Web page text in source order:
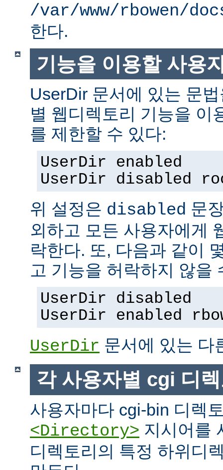
/var/www/rbowen/
한다.
기능을 이용할 사용
UserDir 문서에 있는 문
별 웹디렉토리 기능을 이
를 제한할 수 있다:
UserDir enabled
UserDir disabled
위 설정은 disabled 문
외하고 모든 사용자에게
락한다. 또, 다음과 같이
고 기능을 허락하지 않을
UserDir disabled
UserDir enabled
UserDir 문서에 있는 다
각 사용자별 cgi 디
사용자마다 cgi-bin 디렉
<Directory> 지시어를
디렉토리의 특정 하위디